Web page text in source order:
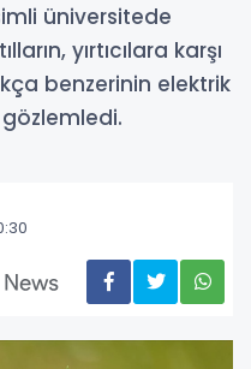
üniversitede
yırtıcılara karşı
benzerinin elektrik